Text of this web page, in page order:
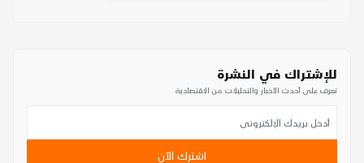
للإشتراك في النشرة
تعرف على أحدث الأخبار والتحليلات من الاقتصادية
اشترك الآن